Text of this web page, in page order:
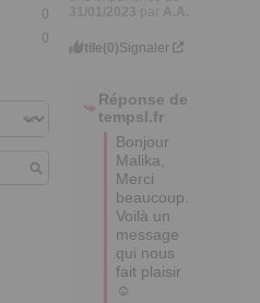
0
0
Utile(0)Signaler
Réponse de
tempsl.fr
Bonjour
Malika,
Merci
beaucoup.
Voilà un
message
qui nous
fait plaisir
☺